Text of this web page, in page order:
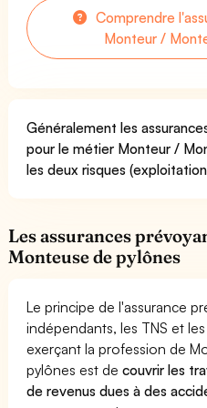
Comprendre
Monteur /
Généralement les
pour le métier Monteur /
les deux risques
Les assurances
Monteuse de pylônes
Le principe de l'assurance
indépendants, les TNS et
exerçant la profession de
pylônes est decouvrir les
de revenus dues à des